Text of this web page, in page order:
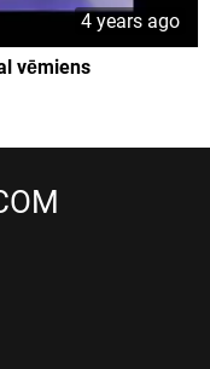
4 years ago
vēmiens